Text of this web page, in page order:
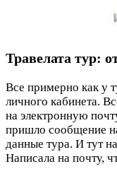
Травелата тур:
Все примерно как у
личного кабинета.
на электронную
пришло сообщение
данные тура. И тут
Написала на почту,